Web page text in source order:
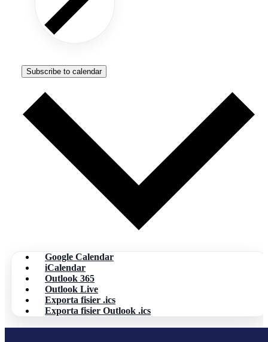
Subscribe to calendar
Google Calendar
iCalendar
Outlook 365
Outlook Live
Exporta fisier .ics
Exporta fisier Outlook .ics